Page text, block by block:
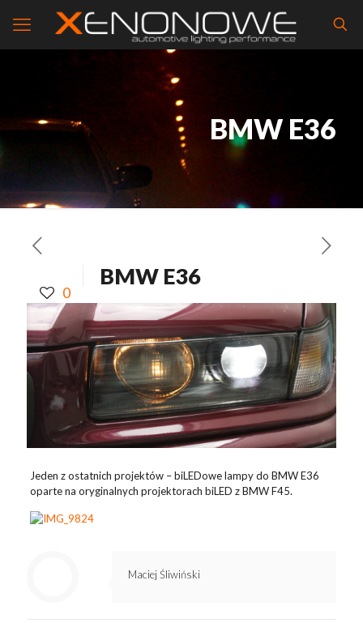
BMW E36
0
BMW E36
Jeden z ostatnich projektów – biLEDowe lampy do BMW E36
oparte na oryginalnych projektorach biLED z BMW F45.
Maciej Śliwiński